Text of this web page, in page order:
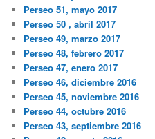
Perseo 51, mayo 2017
Perseo 50 , abril 2017
Perseo 49, marzo 2017
Perseo 48, febrero 2017
Perseo 47, enero 2017
Perseo 46, diciembre 2016
Perseo 45, noviembre 2016
Perseo 44, octubre 2016
Perseo 43, septiembre 2016